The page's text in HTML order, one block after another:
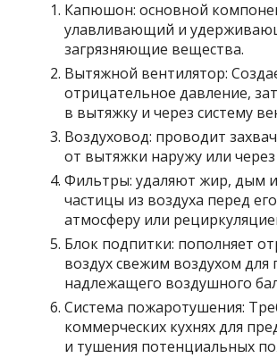
Капюшон: основной
улавливающий и
загрязняющие вещества.
Вытяжной вентилятор:
отрицательное давление,
в вытяжку и через систему
Воздуховод: проводит
от вытяжки наружу или
Фильтры: удаляют жир, дым и
частицы из воздуха перед
атмосферу или
Блок подпитки: пополняет
воздух свежим воздухом для
надлежащего воздушного
Система пожаротушения:
коммерческих кухнях для
и тушения потенциальных